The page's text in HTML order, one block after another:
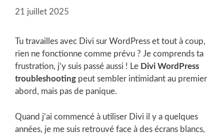
21 juillet 2025
Tu travailles avec Divi sur WordPress et tout à coup,
rien ne fonctionne comme prévu ? Je comprends ta
frustration, j’y suis passé aussi ! Le Divi WordPress
troubleshooting peut sembler intimidant au premier
abord, mais pas de panique.
Quand j’ai commencé à utiliser Divi il y a quelques
années, je me suis retrouvé face à des écrans blancs,